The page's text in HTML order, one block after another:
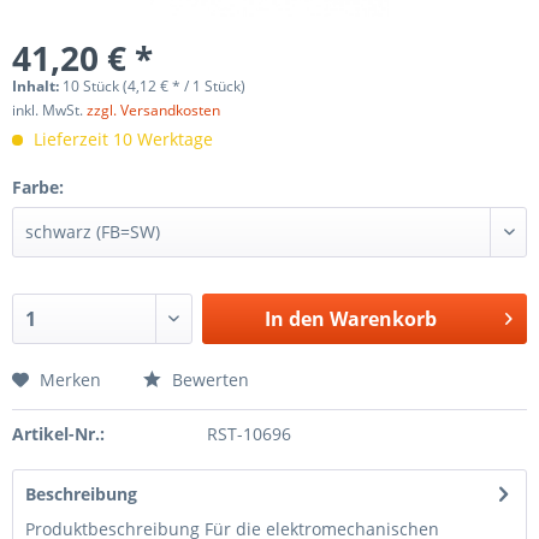
41,20 € *
Inhalt: 10 Stück (4,12 €* / 1 Stück)
inkl. MwSt.zzgl. Versandkosten
Lieferzeit 10 Werktage
Farbe:
In den Warenkorb
Merken Bewerten
Artikel-Nr.: RST-10696
Beschreibung
Produktbeschreibung Für die elektromechanischen